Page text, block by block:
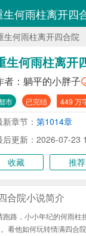
生何雨柱离开四
生何雨柱离开四合院
生何雨柱离开
者： 躺平的小胖子
市 已完结 449 万
新章节： 第1014章
后更新：2026-07-23
收藏 推荐
合院小说简介
路，小小年纪的何雨柱
看他如何玩转情满四合院